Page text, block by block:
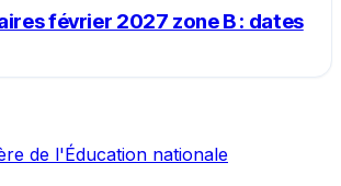
février 2027 zone B : dates
de l'Éducation nationale